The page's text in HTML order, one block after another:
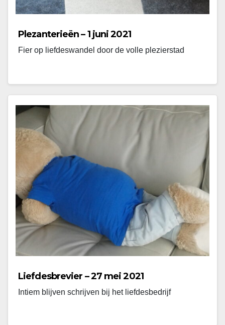
Plezanterieën – 1 juni 2021
Fier op liefdeswandel door de volle plezierstad
Liefdesbrevier – 27 mei 2021
Intiem blijven schrijven bij het liefdesbedrijf